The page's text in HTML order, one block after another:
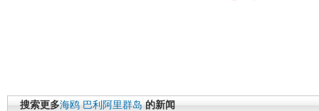
搜索更多海鸥 巴利阿里群岛 的新闻